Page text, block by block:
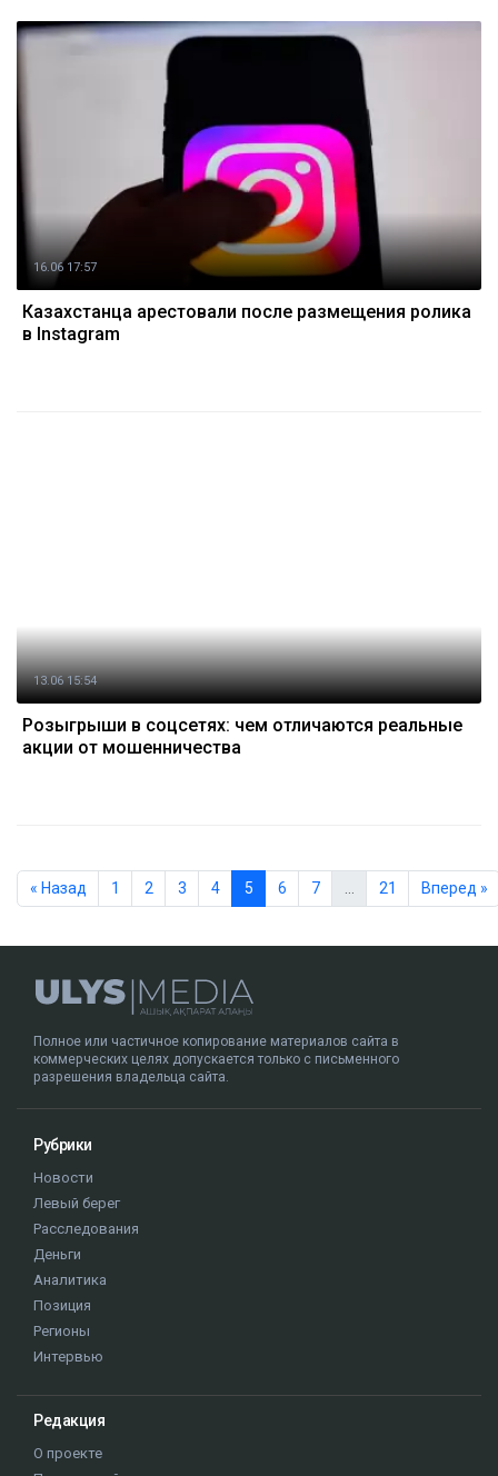
16.06 17:57
Казахстанца арестовали после размещения ролика
в Instagram
13.06 15:54
Розыгрыши в соцсетях: чем отличаются реальные
акции от мошенничества
« Назад 1 2 3 4 5 6 7 … 21 Вперед »
Полное или частичное копирование материалов сайта в
коммерческих целях допускается только с письменного
разрешения владельца сайта.
Рубрики
Новости
Левый берег
Расследования
Деньги
Аналитика
Позиция
Регионы
Интервью
Редакция
О проекте